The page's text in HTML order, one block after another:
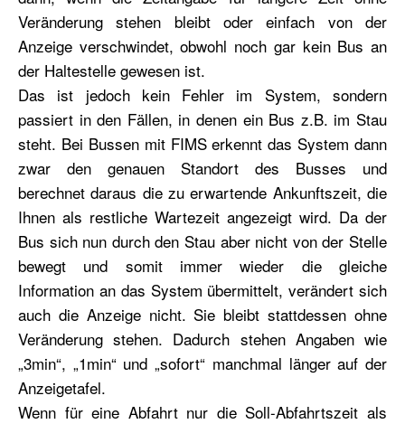
Veränderung stehen bleibt oder einfach von der
Anzeige verschwindet, obwohl noch gar kein Bus an
der Haltestelle gewesen ist.
Das ist jedoch kein Fehler im System, sondern
passiert in den Fällen, in denen ein Bus z.B. im Stau
steht. Bei Bussen mit FIMS erkennt das System dann
zwar den genauen Standort des Busses und
berechnet daraus die zu erwartende Ankunftszeit, die
Ihnen als restliche Wartezeit angezeigt wird. Da der
Bus sich nun durch den Stau aber nicht von der Stelle
bewegt und somit immer wieder die gleiche
Information an das System übermittelt, verändert sich
auch die Anzeige nicht. Sie bleibt stattdessen ohne
Veränderung stehen. Dadurch stehen Angaben wie
„3min“, „1min“ und „sofort“ manchmal länger auf der
Anzeigetafel.
Wenn für eine Abfahrt nur die Soll-Abfahrtszeit als